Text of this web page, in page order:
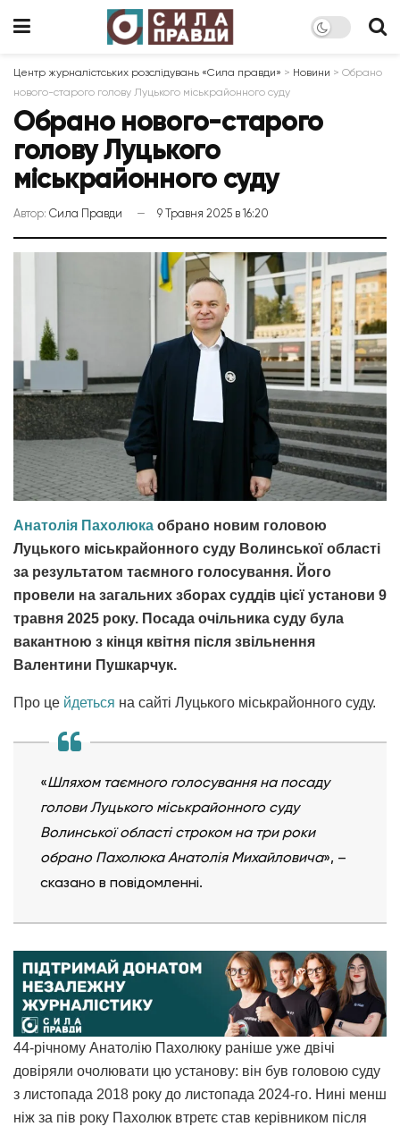
Центр журналістських розслідувань «Сила правди» > Новини > Обрано
нового-старого голову Луцького міськрайонного суду
Обрано нового-старого
голову Луцького
міськрайонного суду
Автор: Сила Правди 9 Травня 2025 в 16:20
Анатолія Пахолюка обрано новим головою
Луцького міськрайонного суду Волинської області
за результатом таємного голосування. Його
провели на загальних зборах суддів цієї установи 9
травня 2025 року. Посада очільника суду була
вакантною з кінця квітня після звільнення
Валентини Пушкарчук.
Про це йдеться на сайті Луцького міськрайонного суду.
«Шляхом таємного голосування на посаду
голови Луцького міськрайонного суду
Волинської області строком на три роки
обрано Пахолюка Анатолія Михайловича», –
сказано в повідомленні.
44-річному Анатолію Пахолюку раніше уже двічі
довіряли очолювати цю установу: він був головою суду
з листопада 2018 року до листопада 2024-го. Нині менш
ніж за пів року Пахолюк втретє став керівником після